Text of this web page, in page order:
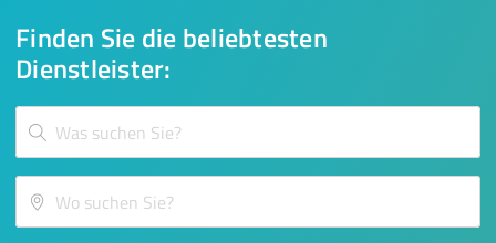
Finden Sie die beliebtesten
Dienstleister: